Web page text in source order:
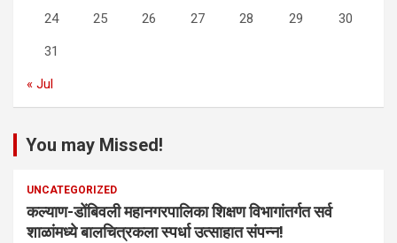
24 25 26 27 28 29 30
31
« Jul
You may Missed!
UNCATEGORIZED
कल्याण-डोंबिवली महानगरपालिका शिक्षण विभागांतर्गत सर्व
शाळांमध्ये बालचित्रकला स्पर्धा उत्साहात संपन्न!